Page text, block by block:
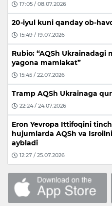
17:05 / 08.07.2026
20-iyul kuni qanday ob-
15:49 / 19.07.2026
Rubio: “AQSh
yagona mamlakat”
15:45 / 22.07.2026
Tramp AQSh Ukrainaga
22:24 / 24.07.2026
Eron Yevropa Ittifoqini
hujumlarda AQSh va
aybladi
12:27 / 25.07.2026